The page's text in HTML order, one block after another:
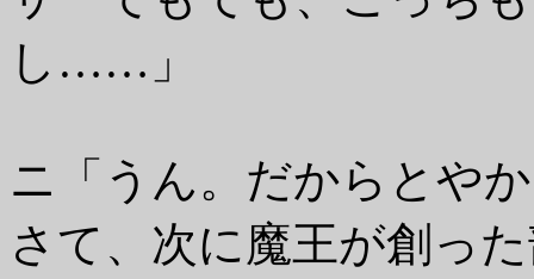
し……」
ニ「うん。だからとや
さて、次に魔王が創っ